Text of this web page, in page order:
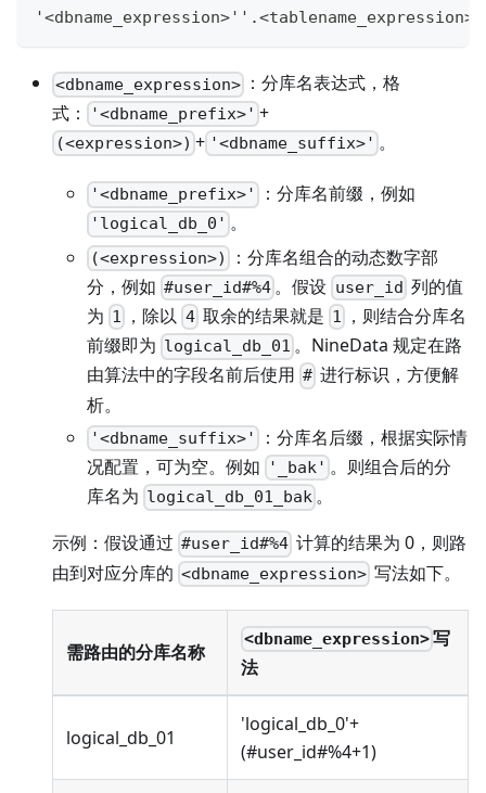
'<dbname_expression>''.<tablename_expression>'
<dbname_expression> ：分库名表达式，格
式：
'<dbname_prefix>' +
(<expression>) + '<dbname_suffix>' 。
'<dbname_prefix>' ：分库名前缀，例如
'logical_db_0' 。
(<expression>)
：分库名组合的动态数字部
分，例如 #user_id#%4 。假设 user_id 列的值
为 1 ，除以 4取余的结果就是 1
，则结合分库名
前缀即为 logical_db_01 。NineData 规定在路
由算法中的字段名前后使用 # 进行标识，方便解
析。
'<dbname_suffix>'
：分库名后缀，根据实际情
况配置，可为空。例如
'_bak' 。则组合后的分
库名为 logical_db_01_bak 。
示例：假设通过 #user_id#%4 计算的结果为 0，则路
由到对应分库的 <dbname_expression> 写法如下。
需路由的分库名称
<dbname_expression>写
法
logical_db_01
'logical_db_0'+
(#user_id#%4+1)